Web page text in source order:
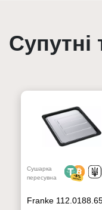
Супутні
Сушарка
пересувна
Franke